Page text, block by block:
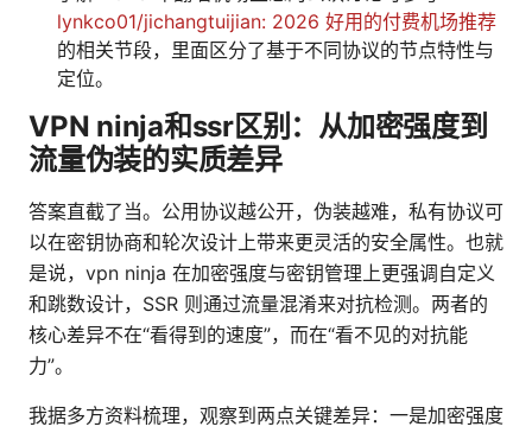
lynkco01/jichangtuijian: 2026 好用的付费机场推荐
的相关节段，里面区分了基于不同协议的节点特性与
定位。
VPN ninja和ssr区别：从加密强度到
流量伪装的实质差异
答案直截了当。公用协议越公开，伪装越难，私有协议可
以在密钥协商和轮次设计上带来更灵活的安全属性。也就
是说，vpn ninja 在加密强度与密钥管理上更强调自定义
和跳数设计，SSR 则通过流量混淆来对抗检测。两者的
核心差异不在“看得到的速度”，而在“看不见的对抗能
力”。
我据多方资料梳理，观察到两点关键差异：一是加密强度